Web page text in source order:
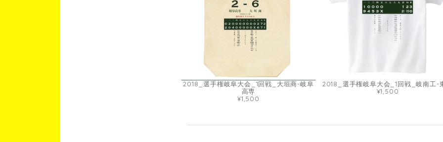
2018_選手権岐阜大会_1回戦_大垣商-岐阜
高専
¥1,500
2018_選手権岐阜大会_1回戦_岐南工-
¥1,500